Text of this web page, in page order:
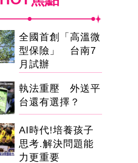
全國首創「高溫微
型保險」 台南7
月試辦
執法重壓 外送平
台還有選擇？
AI時代!培養孩子
思考.解決問題能
力更重要